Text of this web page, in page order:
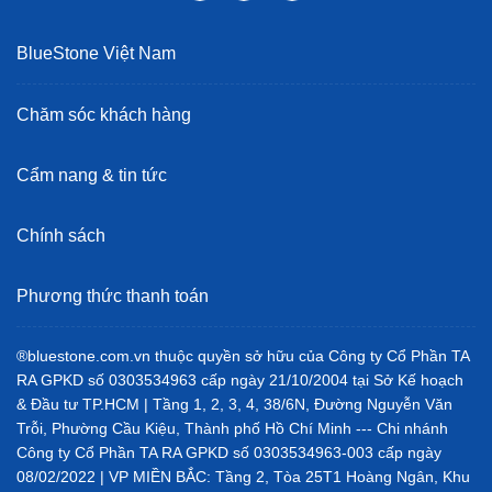
nguyên trái táo, lê hay củ mà không cần cắt nhỏ – tiết kiệm
một lưới lọc ép rau củ, một lưới lọc chuyên làm kem trái
làm kem giải nhiệt sẽ vô cùng bổ ích cho cả gia đình.
Máy được thiết kế dễ dàng tháo lắp, bạn không cần lo
lắng, chỉ với vài bước đơn giản là có thể vận hành máy ép
một cách êm ái. Bên cạnh đó, các bộ phận lưới lọc, ống
tiếp có thể tháo rời nên sẽ rất thuận tiện vệ sinh sau khi sử
BlueStone Việt Nam
Chăm sóc khách hàng
Cẩm nang & tin tức
Chính sách
Phương thức thanh toán
®bluestone.com.vn thuộc quyền sở hữu của Công ty Cổ Phần TA
RA GPKD số 0303534963 cấp ngày 21/10/2004 tại Sở Kế hoạch
& Đầu tư TP.HCM | Tầng 1, 2, 3, 4, 38/6N, Đường Nguyễn Văn
Trỗi, Phường Cầu Kiệu, Thành phố Hồ Chí Minh --- Chi nhánh
Công ty Cổ Phần TA RA GPKD số 0303534963-003 cấp ngày
08/02/2022 | VP MIỀN BẮC: Tầng 2, Tòa 25T1 Hoàng Ngân, Khu